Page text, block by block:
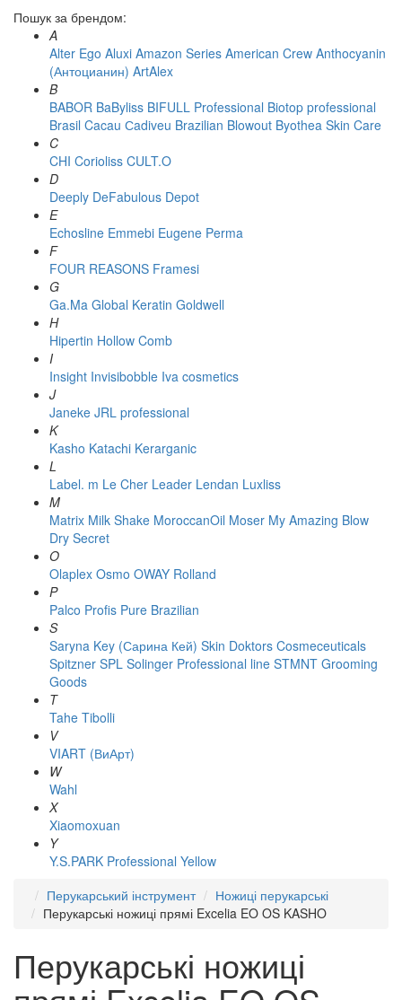
Пошук за брендом:
A
Alter Ego Aluxi Amazon Series American Crew Anthocyanin
(Антоцианин) ArtAlex
B
BABOR BaByliss BIFULL Professional Biotop professional
Brasil Cacau Сadiveu Brazilian Blowout Byothea Skin Care
C
CHI Corioliss CULT.O
D
Deeply DeFabulous Depot
E
Echosline Emmebi Eugene Perma
F
FOUR REASONS Framesi
G
Ga.Ma Global Keratin Goldwell
H
Hipertin Hollow Comb
I
Insight Invisibobble Iva cosmetics
J
Janeke JRL professional
K
Kasho Katachi Kerarganic
L
Label. m Le Cher Leader Lendan Luxliss
M
Matrix Milk Shake MoroccanOil Moser My Amazing Blow
Dry Secret
O
Olaplex Osmo OWAY Rolland
P
Palco Profis Pure Brazilian
S
Saryna Key (Сарина Кей) Skin Doktors Cosmeceuticals
Spitzner SPL Solinger Professional line STMNT Grooming
Goods
T
Tahe Tibolli
V
VIART (ВиАрт)
W
Wahl
X
Xiaomoxuan
Y
Y.S.PARK Professional Yellow
Перукарський інструмент
Ножиці перукарські
Перукарські ножиці прямі Excelia EO OS KASHO
Перукарські ножиці